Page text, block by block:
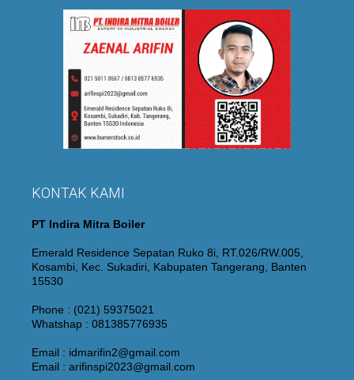
KONTAK KAMI
PT Indira Mitra Boiler
Emerald Residence Sepatan Ruko 8i, RT.026/RW.005,
Kosambi, Kec. Sukadiri, Kabupaten Tangerang, Banten
15530
Phone : (021) 59375021
Whatshap : 081385776935
Email : idmarifin2@gmail.com
Email : arifinspi2023@gmail.com